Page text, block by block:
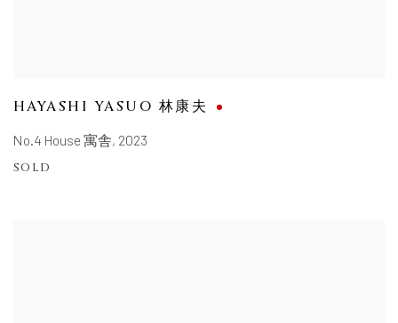
HAYASHI YASUO 林康夫
No.4 House 寓舎, 2023
SOLD